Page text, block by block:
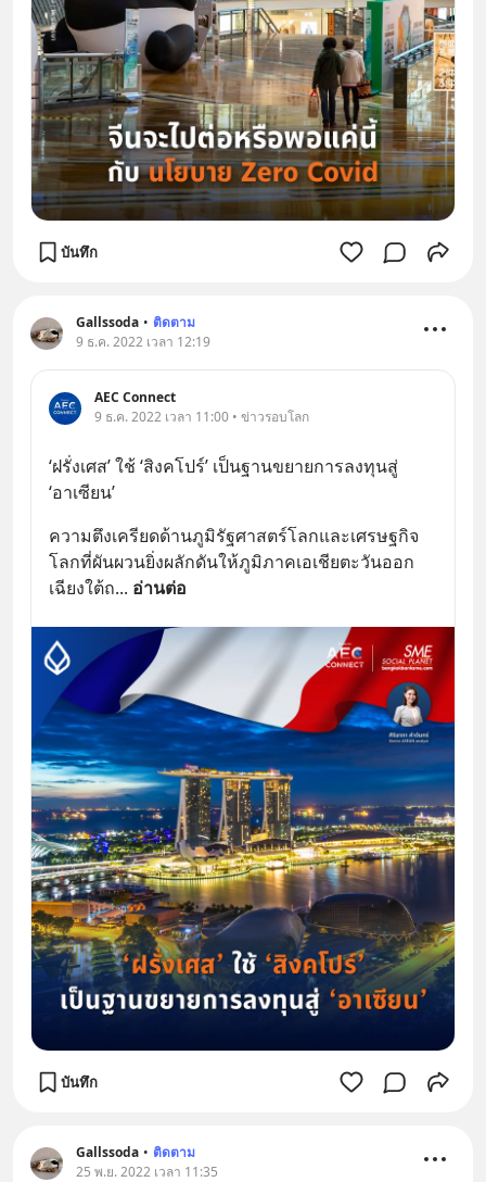
บันทึก
Gallssoda • ติดตาม
9 ธ.ค. 2022 เวลา 12:19
AEC Connect
9 ธ.ค. 2022 เวลา 11:00 • ข่าวรอบโลก
‘ฝรั่งเศส’ ใช้ ‘สิงคโปร์’ เป็นฐานขยายการลงทุนสู่
‘อาเซียน’
ความตึงเครียดด้านภูมิรัฐศาสตร์โลกและเศรษฐกิจ
โลกที่ผันผวนยิ่งผลักดันให้ภูมิภาคเอเชียตะวันออก
เฉียงใต้ถ... อ่านต่อ
บันทึก
Gallssoda • ติดตาม
25 พ.ย. 2022 เวลา 11:35